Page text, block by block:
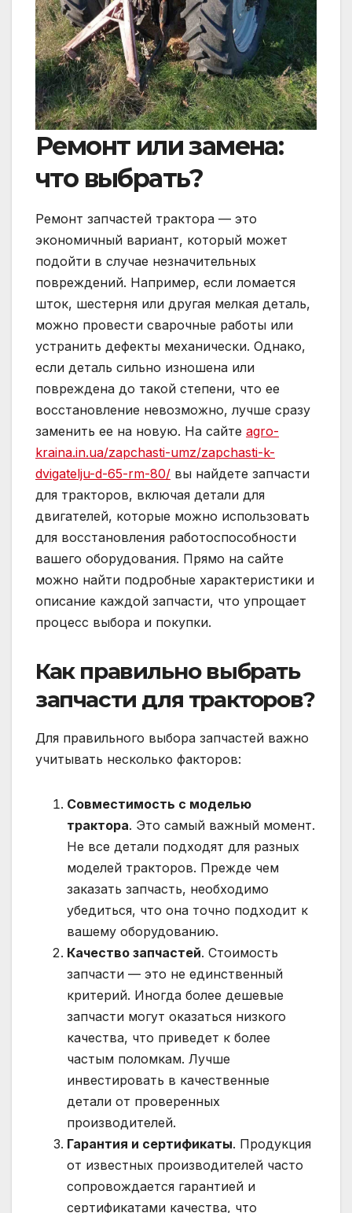
Ремонт или замена:
что выбрать?
Ремонт запчастей трактора — это
экономичный вариант, который может
подойти в случае незначительных
повреждений. Например, если ломается
шток, шестерня или другая мелкая деталь,
можно провести сварочные работы или
устранить дефекты механически. Однако,
если деталь сильно изношена или
повреждена до такой степени, что ее
восстановление невозможно, лучше сразу
заменить ее на новую. На сайте agro-
kraina.in.ua/zapchasti-umz/zapchasti-k-
dvigatelju-d-65-rm-80/ вы найдете запчасти
для тракторов, включая детали для
двигателей, которые можно использовать
для восстановления работоспособности
вашего оборудования. Прямо на сайте
можно найти подробные характеристики и
описание каждой запчасти, что упрощает
процесс выбора и покупки.
Как правильно выбрать
запчасти для тракторов?
Для правильного выбора запчастей важно
учитывать несколько факторов:
Совместимость с моделью
трактора. Это самый важный момент.
Не все детали подходят для разных
моделей тракторов. Прежде чем
заказать запчасть, необходимо
убедиться, что она точно подходит к
вашему оборудованию.
Качество запчастей. Стоимость
запчасти — это не единственный
критерий. Иногда более дешевые
запчасти могут оказаться низкого
качества, что приведет к более
частым поломкам. Лучше
инвестировать в качественные
детали от проверенных
производителей.
Гарантия и сертификаты. Продукция
от известных производителей часто
сопровождается гарантией и
сертификатами качества, что